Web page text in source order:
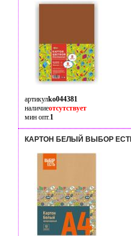
артикулko044381
наличиеотсутствует
мин опт.1
КАРТОН БЕЛЫЙ ВЫБОР